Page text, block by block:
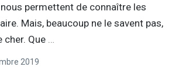
permettent de connaître les
Mais, beaucoup ne le savent pas,
cher. Que
2019